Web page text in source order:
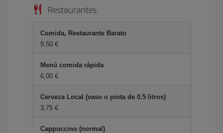
Restaurantes
Comida, Restaurante Barato
9,50 €
Menú comida rápida
6,00 €
Cerveza Local (vaso o pinta de 0.5 litros)
3,75 €
Cappuccino (normal)